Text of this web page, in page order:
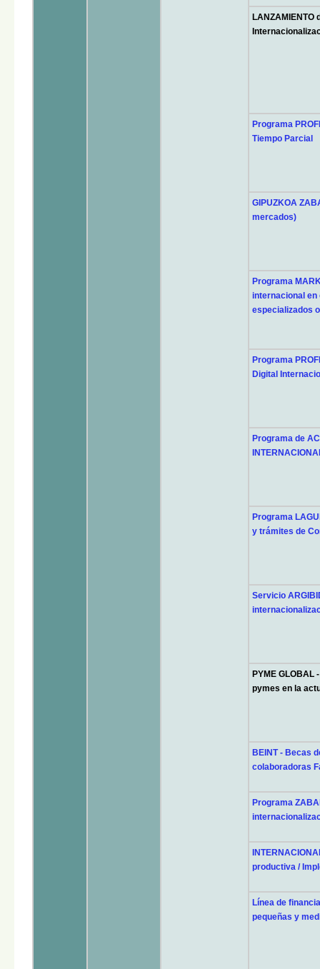
LANZAMIENTO
Programa
Tiempo Parcial
GIPUZKOA
mercados)
Programa
internacional en
especializados
Programa
Digital
Programa de
Programa
y trámites de
Servicio
PYME
pymes en la
BEINT - Becas
colaboradoras
Programa
productiva /
Línea de
pequeñas y